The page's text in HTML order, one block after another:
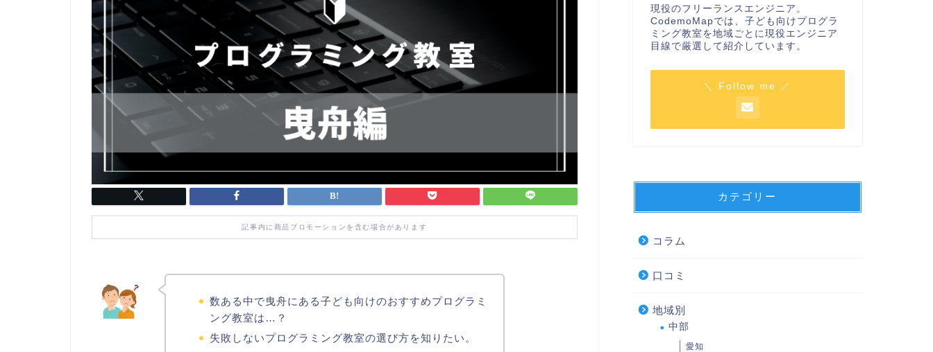
記事内に商品プロモーションを含む場合があります
数ある中で曳舟にある子ども向けのおすすめプログラミ
ング教室は…？
失敗しないプログラミング教室の選び方を知りたい。
現役のフリーランスエンジニア。
CodemoMapでは、子ども向けプログラ
ミング教室を地域ごとに現役エンジニア
目線で厳選して紹介しています。
＼ Follow me ／
カテゴリー
コラム
口コミ
地域別
中部
愛知